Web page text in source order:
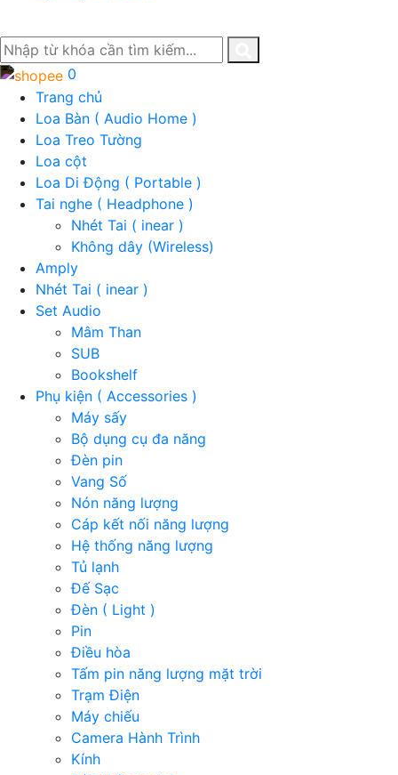
0
Trang chủ
Loa Bàn ( Audio Home )
Loa Treo Tường
Loa cột
Loa Di Động ( Portable )
Tai nghe ( Headphone )
Nhét Tai ( inear )
Không dây (Wireless)
Amply
Nhét Tai ( inear )
Set Audio
Mâm Than
SUB
Bookshelf
Phụ kiện ( Accessories )
Máy sấy
Bộ dụng cụ đa năng
Đèn pin
Vang Số
Nón năng lượng
Cáp kết nối năng lượng
Hệ thống năng lượng
Tủ lạnh
Đế Sạc
Đèn ( Light )
Pin
Điều hòa
Tấm pin năng lượng mặt trời
Trạm Điện
Máy chiếu
Camera Hành Trình
Kính